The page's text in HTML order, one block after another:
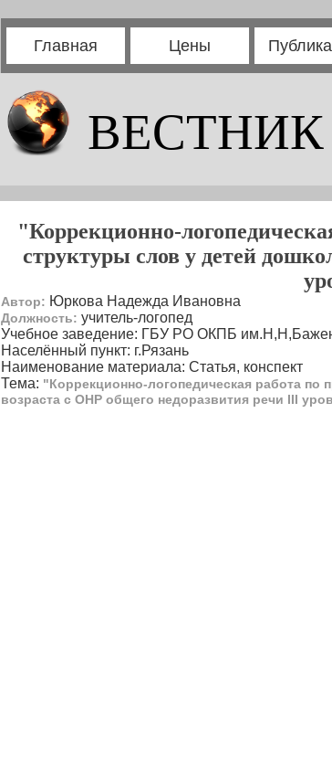
Главная Цены
"Коррекционно-
структуры слов у детей
Автор: Юркова Надежда Ивановна
Должность: учитель-логопед
Учебное заведение: ГБУ РО ОКПБ
Населённый пункт: г.Рязань
Наименование материала: Статья, конспект
Тема: "Коррекционно-логопедическая работа
возраста с ОНР общего недоразвития речи III